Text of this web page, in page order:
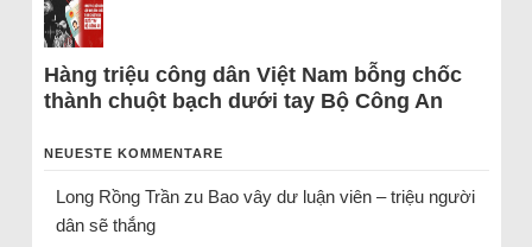
Hàng triệu công dân Việt Nam bỗng chốc
thành chuột bạch dưới tay Bộ Công An
NEUESTE KOMMENTARE
Long Rồng Trầnzu Bao vây dư luận viên – triệu người
dân sẽ thắng